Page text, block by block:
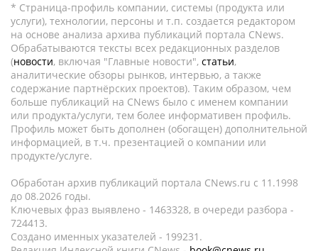
* Страница-профиль компании, системы (продукта или
услуги), технологии, персоны и т.п. создается редактором
на основе анализа архива публикаций портала CNews.
Обрабатываются тексты всех редакционных разделов
(новости, включая "Главные новости", статьи,
аналитические обзоры рынков, интервью, а также
содержание партнёрских проектов). Таким образом, чем
больше публикаций на CNews было с именем компании
или продукта/услуги, тем более информативен профиль.
Профиль может быть дополнен (обогащен) дополнительной
информацией, в т.ч. презентацией о компании или
продукте/услуге.
Обработан архив публикаций портала CNews.ru c 11.1998
до 08.2026 годы.
Ключевых фраз выявлено - 1463328, в очереди разбора -
724413.
Создано именных указателей - 199231.